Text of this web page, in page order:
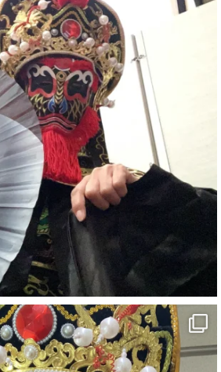
2 X
さらに読み込む